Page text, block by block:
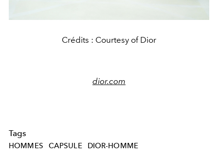
Crédits : Courtesy of Dior
dior.com
Tags
HOMMES CAPSULE
DIOR-HOMME